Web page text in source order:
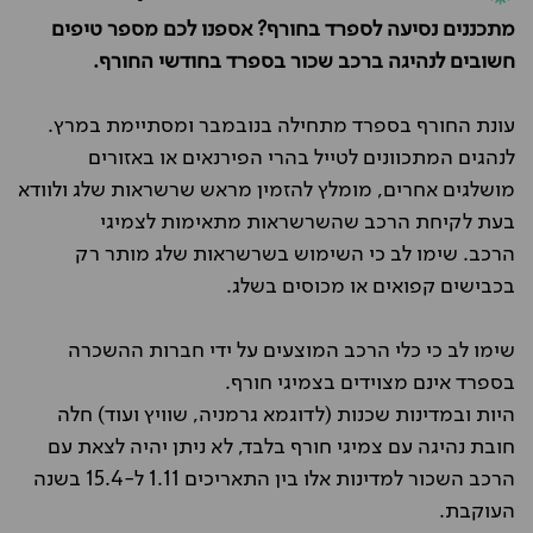
מתכננים נסיעה לספרד בחורף? אספנו לכם מספר טיפים
חשובים לנהיגה ברכב שכור בספרד בחודשי החורף.
עונת החורף בספרד מתחילה בנובמבר ומסתיימת במרץ.
לנהגים המתכוונים לטייל בהרי הפירנאים או באזורים
מושלגים אחרים, מומלץ להזמין מראש שרשראות שלג ולוודא
בעת לקיחת הרכב שהשרשראות מתאימות לצמיגי
הרכב. שימו לב כי השימוש בשרשראות שלג מותר רק
בכבישים קפואים או מכוסים בשלג.
שימו לב כי כלי הרכב המוצעים על ידי חברות ההשכרה
בספרד אינם מצוידים בצמיגי חורף.
היות ובמדינות שכנות (לדוגמא גרמניה, שוויץ ועוד) חלה
חובת נהיגה עם צמיגי חורף בלבד, לא ניתן יהיה לצאת עם
הרכב השכור למדינות אלו בין התאריכים 1.11 ל-15.4 בשנה
העוקבת.